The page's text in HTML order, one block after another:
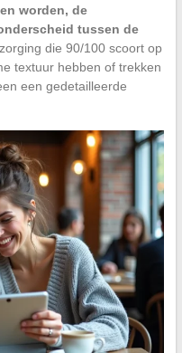
worden, de
tussen de
die 90/100 scoort op
textuur hebben of trekken
een gedetailleerde